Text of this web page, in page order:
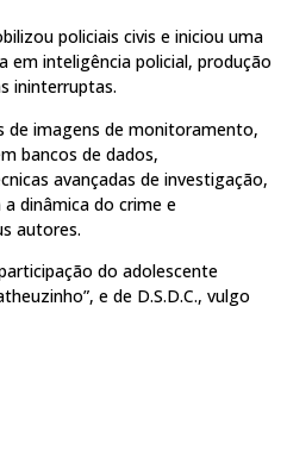
policiais civis e iniciou uma
em inteligência policial, produção
ininterruptas.
de imagens de monitoramento,
bancos de dados,
avançadas de investigação,
dinâmica do crime e
autores.
do adolescente
e de D.S.D.C., vulgo